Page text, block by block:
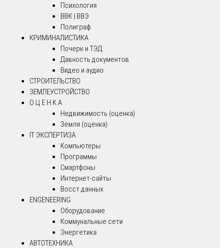
Психология
ВВК | ВВЭ
Полиграф
КРИМИНАЛИСТИКА
Почерк и ТЭД
Давность документов
Видео и аудио
СТРОИТЕЛЬСТВО
ЗЕМЛЕУСТРОЙСТВО
О Ц Е Н К А
Недвижимость (оценка)
Земля (оценка)
IT ЭКСПЕРТИЗА
Компьютеры
Программы
Смартфоны
Интернет-сайты
Восст.данных
ENGENEERING
Оборудование
Коммунальные сети
Энергетика
АВТОТЕХНИКА